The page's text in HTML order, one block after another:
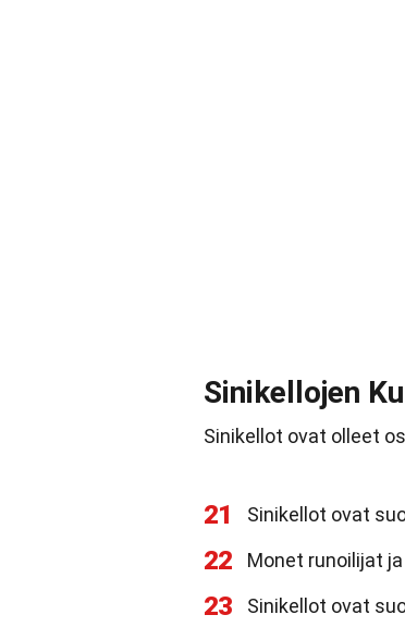
Sinikellojen
Sinikellot ovat olleet
21 Sinikellot ovat
22 Monet runoilijat
23 Sinikellot ovat